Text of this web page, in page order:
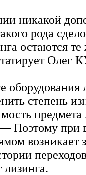
никакой
рода
остаются
оборудования
степень
Поэтому при
возникает
лизинга.